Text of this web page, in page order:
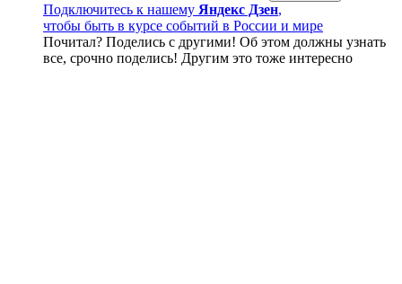
Подключитесь к нашему Яндекс Дзен,
чтобы быть в курсе событий в России и мире
Почитал? Поделись с другими! Об этом должны узнать
все, срочно поделись! Другим это тоже интересно